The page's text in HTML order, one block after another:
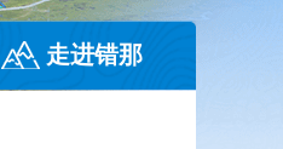
走进错那